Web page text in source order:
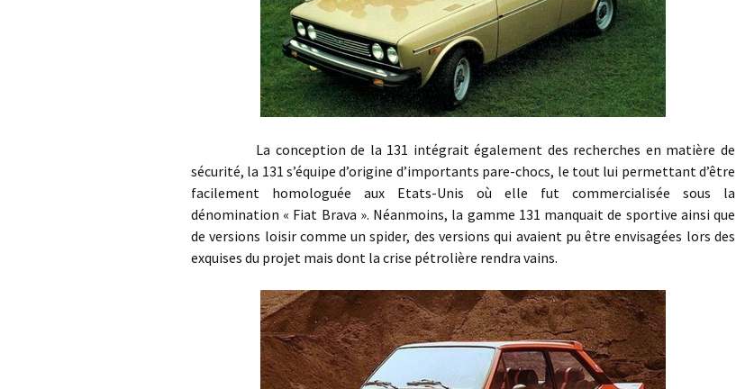
La conception de la 131 intégrait également des recherches en matière de
sécurité, la 131 s’équipe d’origine d’importants pare-chocs, le tout lui permettant d’être
facilement homologuée aux Etats-Unis où elle fut commercialisée sous la
dénomination « Fiat Brava ». Néanmoins, la gamme 131 manquait de sportive ainsi que
de versions loisir comme un spider, des versions qui avaient pu être envisagées lors des
exquises du projet mais dont la crise pétrolière rendra vains.